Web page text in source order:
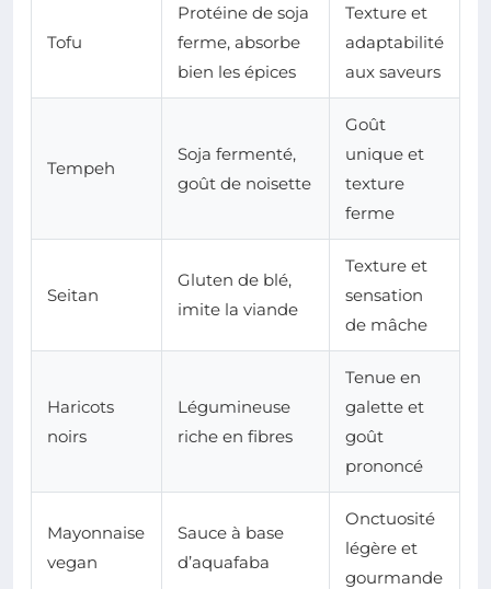
Tofu
Protéine de soja
ferme, absorbe
bien les épices
Texture et
adaptabilité
aux saveurs
Tempeh
Soja fermenté,
goût de noisette
Goût
unique et
texture
ferme
Seitan
Gluten de blé,
imite la viande
Texture et
sensation
de mâche
Haricots
noirs
Légumineuse
riche en fibres
Tenue en
galette et
goût
prononcé
Mayonnaise
vegan
Sauce à base
d’aquafaba
Onctuosité
légère et
gourmande